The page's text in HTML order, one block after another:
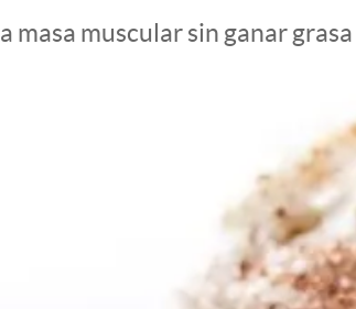
masa muscular sin ganar